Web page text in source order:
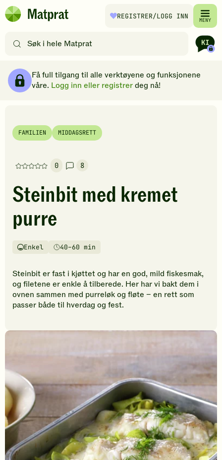
Hopp til hovedinnhold
Matprat
REGISTRER/LOGG INN MENY
etter
filtre
Få full tilgang til alle verktøyene og funksjonene
våre. Logg inn eller registrerdeg nå!
FAMILIEN MIDDAGSRETT
0
Denne
har
foreløpig
ingen
vurderinger.
den
til
å
vurdere
denne
8
Steinbit med kremet
purre
Vanskelighetsgrad
Enkel
Tilberedningstid40–60 min
Steinbit er fast i kjøttet og har en god, mild fiskesmak,
og filetene er enkle å tilberede. Her har vi bakt dem i
ovnen sammen med purreløk og fløte – en rett som
passer både til hverdag og fest.